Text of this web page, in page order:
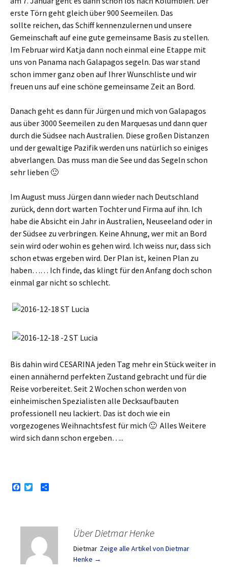
erste Törn geht gleich über 900 Seemeilen. Das
sollte reichen, das Schiff kennenzulernen und unsere
Gemeinschaft auf eine gute gemeinsame Basis zu stellen.
Im Februar wird Katja dann noch einmal eine Etappe mit
uns von Panama nach Galapagos segeln. Das war stand
schon immer ganz oben auf Ihrer Wunschliste und wir
freuen uns auf eine schöne gemeinsame Zeit an Bord.
Danach geht es dann für Jürgen und mich von Galapagos
aus über 3000 Seemeilen zu den Marquesas und dann quer
durch die Südsee nach Australien. Diese großen Distanzen
und der gewaltige Pazifik werden uns natürlich so einiges
abverlangen. Das muss man die See und das Segeln schon
sehr lieben 🙂
Im August muss Jürgen dann wieder nach Deutschland
zurück, denn dort warten Tochter und Firma auf ihn. Ich
habe die Absicht ein Jahr in Australien, Neuseeland oder in
der Südsee zu verbringen. Keine Ahnung, wer mit an Bord
sein wird oder wohin es gehen wird. Ich weiss nur, dass sich
schon etwas ergeben wird. Der Plan ist, keinen Plan zu
haben…… Ich finde, das klingt für den Anfang doch schon
einmal gar nicht so schlecht.
Bis dahin wird CESARINA jeden Tag mehr ein Stück weiter in
einen annähernd perfekten Zustand gebracht und für die
Reise vorbereitet. Seit 2 Wochen schon werden von
einheimischen Spezialisten alle Decksaufbauten
professionell neu lackiert. Das ist doch wie ein
vorgezogenes Weihnachtsfest für mich 🙂 Alles Weitere
wird sich dann schon ergeben…..
o
e
r
n
Über Dietmar Henke
Dietmar Zeige alle Artikel von Dietmar
Henke →